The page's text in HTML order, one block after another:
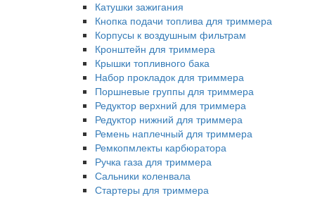
Катушки зажигания
Кнопка подачи топлива для триммера
Корпусы к воздушным фильтрам
Кронштейн для триммера
Крышки топливного бака
Набор прокладок для триммера
Поршневые группы для триммера
Редуктор верхний для триммера
Редуктор нижний для триммера
Ремень наплечный для триммера
Ремкопмлекты карбюратора
Ручка газа для триммера
Сальники коленвала
Стартеры для триммера